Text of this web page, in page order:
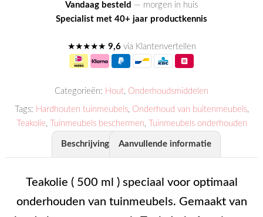
Vandaag besteld — morgen in huis
Specialist met 40+ jaar productkennis
★★★★★ 9,6via Klantenvertellen
Categorieën: Hout Onderhoudsmiddelen
Tags: Hardhouten tuinmeubels, Onderhoud van buitenmeubels,
Teakolie Tuinmeubels beschermen Tuinmeubels onderhouden
Beschrijving Aanvullende informatie
Teakolie ( 500 ml ) speciaal voor optimaal
onderhouden van tuinmeubels. Gemaakt van